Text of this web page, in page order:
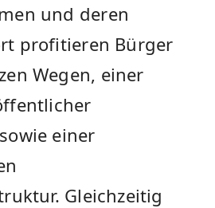
und deren
profitieren Bürger
Wegen, einer
einer
Gleichzeitig